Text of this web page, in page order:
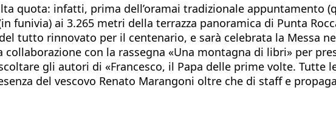
quota: infatti, prima dell’oramai tradizionale appuntamento
funivia) ai 3.265 metri della terrazza panoramica di Punta
tutto rinnovato per il centenario, e sarà celebrata la Messa
con la rassegna «Una montagna di libri» per
gli autori di «Francesco, il Papa delle prime volte. Tutte
del vescovo Renato Marangoni oltre che di staff e